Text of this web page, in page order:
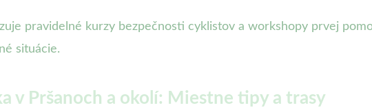
pravidelné kurzy bezpečnosti cyklistov a workshopy prvej
situácie.
v Pršanoch a okolí: Miestne tipy a trasy